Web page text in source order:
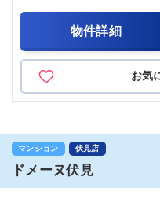
物件詳細
お気
マンション 伏見店
ドメーヌ伏見